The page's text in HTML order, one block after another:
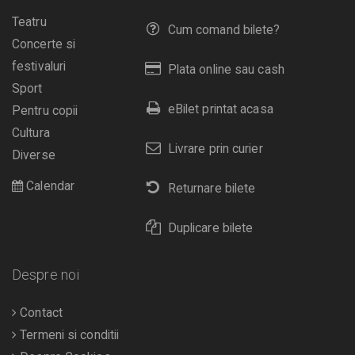
Cum comand bilete?
Plata online sau cash
eBilet printat acasa
Livrare prin curier
Returnare bilete
Duplicare bilete
Teatru
Concerte si
festivaluri
Sport
Pentru copii
Cultura
Diverse
Calendar
Despre noi
Contact
Termeni si conditii